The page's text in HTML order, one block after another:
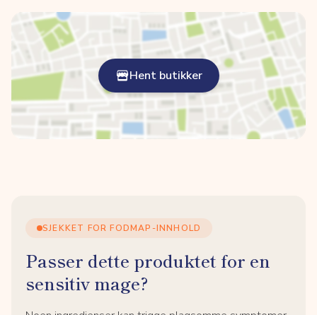
Hent butikker
SJEKKET FOR FODMAP-INNHOLD
Passer dette produktet for en
sensitiv mage?